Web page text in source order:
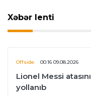
Xəbər lenti
Offside 00:16 09.08.2026
Lionel Messi
yollanıb